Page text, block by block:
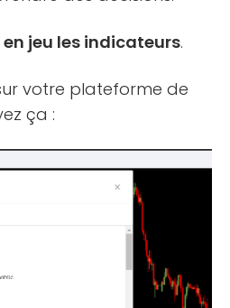
en jeu les indicateurs.
votre plateforme de
ça :